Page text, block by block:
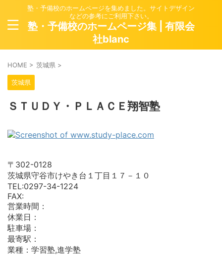
塾・予備校のホームページを集めました。サイトデザイン
などの参考にご利用下さい。
塾・予備校のホームページ集 | 有限会
社blanc
HOME > 茨城県 >
茨城県
ＳＴＵＤＹ・ＰＬＡＣＥ翔智塾
〒302-0128
茨城県守谷市けやき台１丁目１７－１０
TEL:0297-34-1224
FAX:
営業時間：
休業日：
駐車場：
最寄駅：
業種：学習塾,進学塾